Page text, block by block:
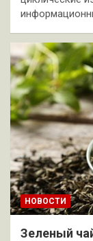
НОВОСТИ
Зеленый